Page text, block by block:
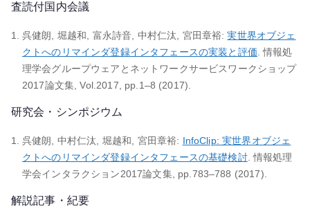
査読付国内会議
呉健朗, 堀越和, 富永詩音, 中村仁汰, 宮田章裕:実世界オブジェ
クトへのリマインダ登録インタフェースの実装と評価. 情報処
理学会グループウェアとネットワークサービスワークショップ
2017論文集, Vol.2017, pp.1–8 (2017).
研究会・シンポジウム
呉健朗, 中村仁汰, 堀越和, 宮田章裕:
InfoClip: 実世界オブジェ
クトへのリマインダ登録インタフェースの基礎検討. 情報処理
学会インタラクション2017論文集, pp.783–788 (2017).
解説記事・紀要